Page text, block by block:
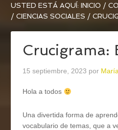
USTED ESTÁ AQUÍ:INICIO /
/ CIENCIAS SOCIALES /
Crucigrama:
15 septiembre, 2023 por
Hola a todos
Una divertida forma de
vocabulario de temas, que a